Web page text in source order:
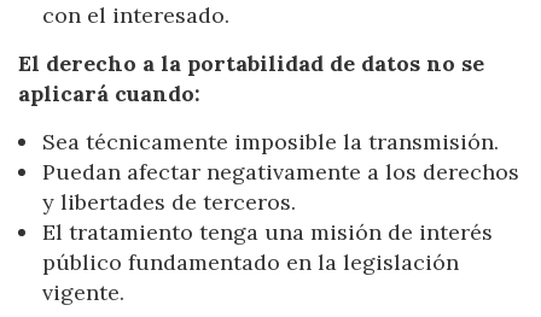
con el interesado.
El derecho a la portabilidad de datos no se
aplicará cuando:
Sea técnicamente imposible la transmisión.
Puedan afectar negativamente a los derechos
y libertades de terceros.
El tratamiento tenga una misión de interés
público fundamentado en la legislación
vigente.